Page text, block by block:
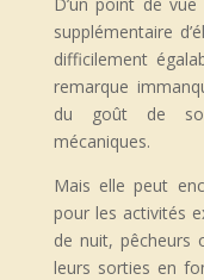
supplémentaire
difficilement
remarque
du goût de
mécaniques.
Mais elle peut
pour les activités
de nuit, pêcheurs
leurs sorties en